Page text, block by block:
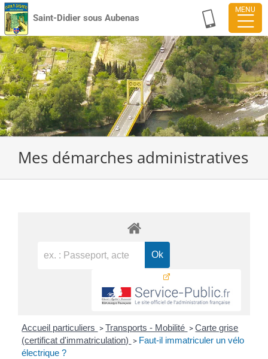
Passer
au
contenu
Saint-Didier sous Aubenas
Mes démarches administratives
Accueil particuliers > Transports - Mobilité > Carte grise
(certificat d'immatriculation) > Faut-il immatriculer un vélo
électrique ?